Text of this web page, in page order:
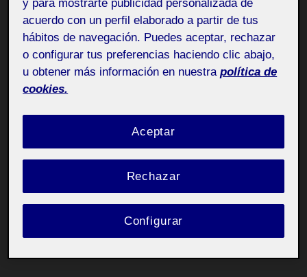
plataforma académica de portafolios.
Folio es una plataforma académica, desarrollada por la
UOC y basada en WordPress para permitir a la
comunidad académica interactuar de forma rica y
abierta. Permite presentar trabajos en el aula, al
Es probable que en este espacio haya contenidos que
no sean visibles si no formas parte de la comunidad
académica hasta que no entres en el
accediendoa Folio.
Si se trata de tu espacio personal, puedes
comenzar a editarlo!
y para mostrarte publicidad personalizada de
acuerdo con un perfil elaborado a partir de tus
hábitos de navegación. Puedes aceptar, rechazar
o configurar tus preferencias haciendo clic abajo,
u obtener más información en nuestra política de
cookies.
Rechazar
Aceptar
Configurar